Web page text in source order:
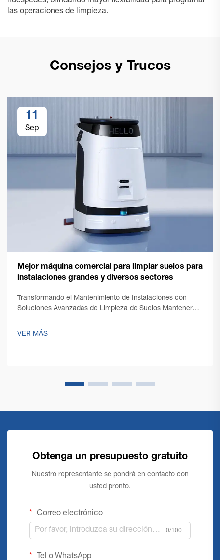
las operaciones de limpieza.
Consejos y Trucos
11
Sep
Mejor máquina comercial para limpiar suelos para
instalaciones grandes y diversos sectores
Transformando el Mantenimiento de Instalaciones con
Soluciones Avanzadas de Limpieza de Suelos Mantener
presenta desafíos únicos que requieren soluciones
VER MÁS
Obtenga un presupuesto gratuito
Nuestro representante se pondrá en contacto con
usted pronto.
Correo electrónico
0/100
Tel o WhatsApp